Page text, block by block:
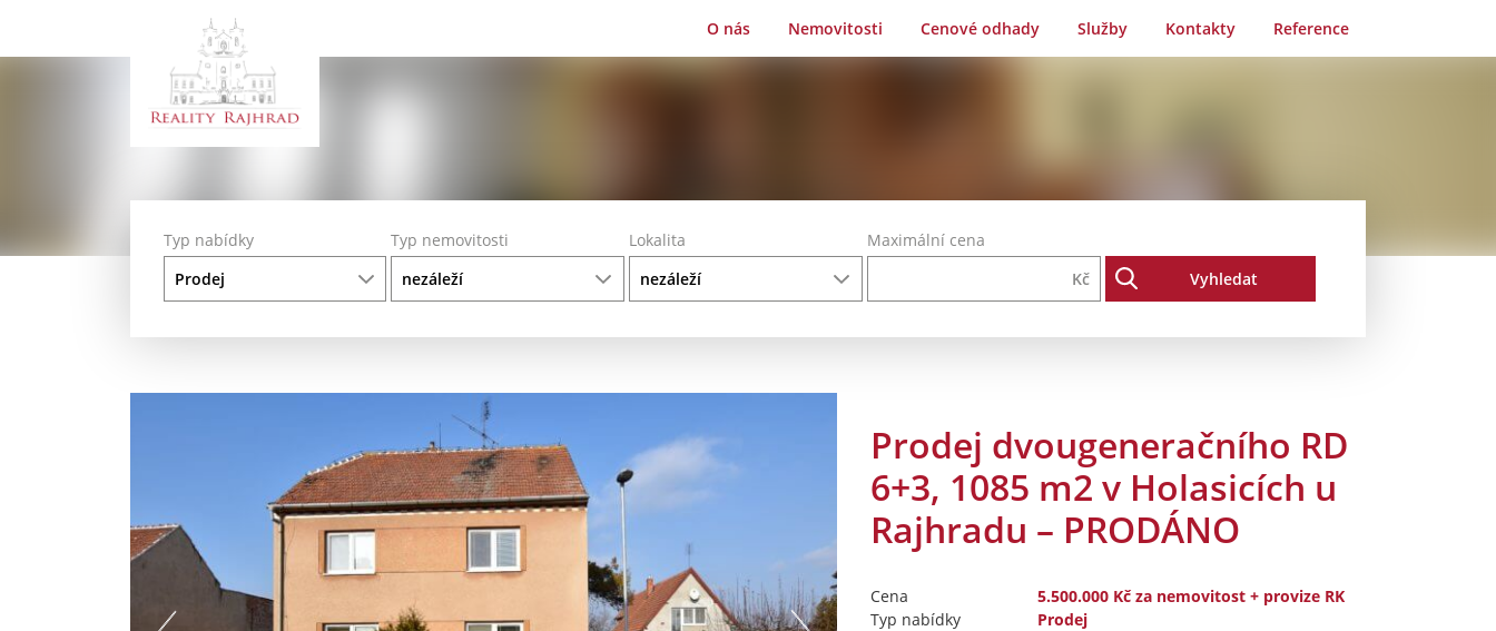
O nás Nemovitosti Cenové odhady Služby Kontakty Reference
Typ nabídky Typ nemovitosti Lokalita
Maximální cena
Kč
Prodej dvougeneračního RD
6+3, 1085 m2 v Holasicích u
Rajhradu – PRODÁNO
Cena 5.500.000 Kč za nemovitost + provize RK
Typ nabídky
Prodej